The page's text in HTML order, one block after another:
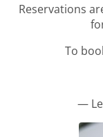
Reservations
To
—